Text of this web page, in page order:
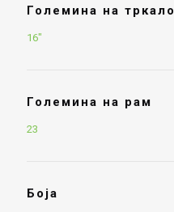
Големина на тркало
16"
Големина на рам
23
Боја